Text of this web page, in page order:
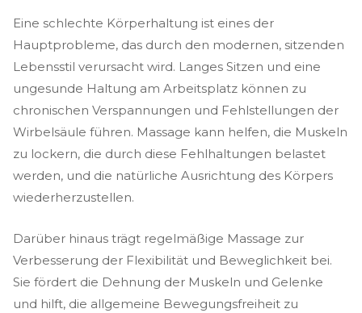
Eine schlechte Körperhaltung ist eines der
Hauptprobleme, das durch den modernen, sitzenden
Lebensstil verursacht wird. Langes Sitzen und eine
ungesunde Haltung am Arbeitsplatz können zu
chronischen Verspannungen und Fehlstellungen der
Wirbelsäule führen. Massage kann helfen, die Muskeln
zu lockern, die durch diese Fehlhaltungen belastet
werden, und die natürliche Ausrichtung des Körpers
wiederherzustellen.
Darüber hinaus trägt regelmäßige Massage zur
Verbesserung der Flexibilität und Beweglichkeit bei.
Sie fördert die Dehnung der Muskeln und Gelenke
und hilft, die allgemeine Bewegungsfreiheit zu